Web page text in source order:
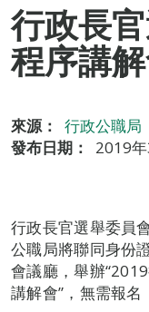
行政長
程序講
來源：
行政公職局
發布日期：
2019
行政長官選舉委員
公職局將聯同身份
會議廳，舉辦
講解會”，無需報名